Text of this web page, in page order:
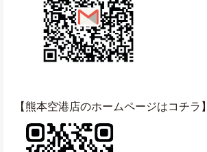
【熊本空港店のホームページはコチラ】